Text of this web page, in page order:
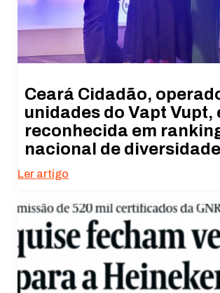
Ceará Cidadão,
unidades do Vapt Vupt,
reconhecida em
nacional de diversidade
Ler artigo
não são
para o